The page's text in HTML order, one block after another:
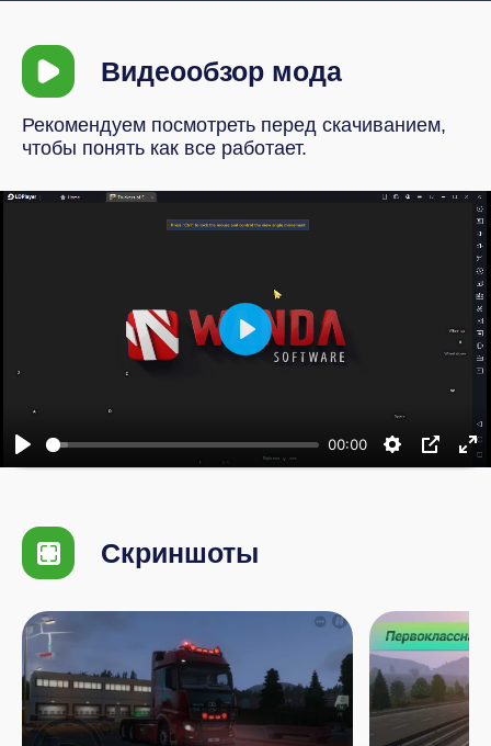
Видеообзор мода
Рекомендуем посмотреть перед скачиванием,
чтобы понять как все работает.
00:00
Воспроизвести
Скриншоты